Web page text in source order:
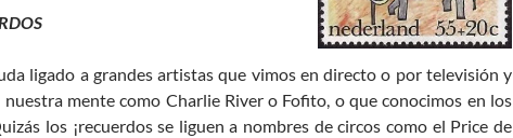
ligado a grandes artistas que vimos en directo o por televisión y
mente como Charlie River o Fofito, o que conocimos en los
los ¡recuerdos se liguen a nombres de circos como el Price de